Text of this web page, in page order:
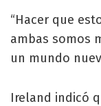
“Hacer que
ambas somos
un mundo
Ireland indicó